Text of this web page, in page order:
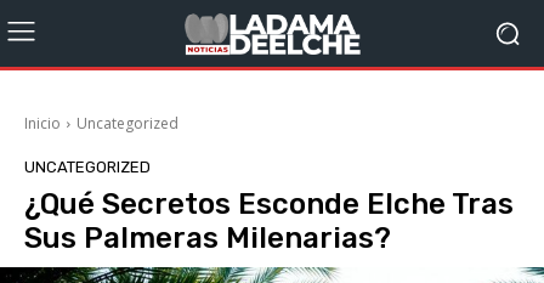
Inicio Uncategorized
UNCATEGORIZED
¿Qué Secretos Esconde Elche Tras
Sus Palmeras Milenarias?